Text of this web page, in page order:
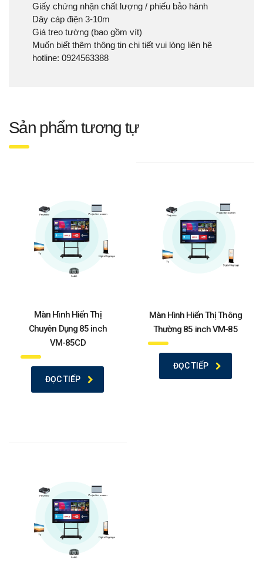
Giấy chứng nhận chất lượng / phiếu bảo hành
Dây cáp điện 3-10m
Giá treo tường (bao gồm vít)
Muốn biết thêm thông tin chi tiết vui lòng liên hệ
hotline: 0924563388
Sản phẩm tương tự
Màn Hình Hiển Thị
Chuyên Dụng 85 inch
VM-85CD
ĐỌC TIẾP
Màn Hình Hiển Thị Thông
Thường 85 inch VM-85
ĐỌC TIẾP